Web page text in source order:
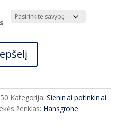
€223.00
through
Kategorija: Sieniniai potinkiniai
ženklas: Hansgrohe